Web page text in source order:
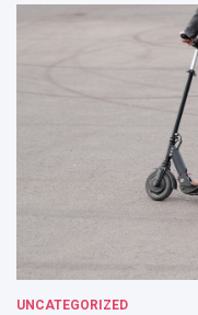
UNCATEGORIZED